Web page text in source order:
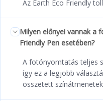
Az Earth Eco Friendly
Milyen előnyei vannak a
Friendly Pen esetében?
A fotónyomtatás teljes
így ez a legjobb
összetett